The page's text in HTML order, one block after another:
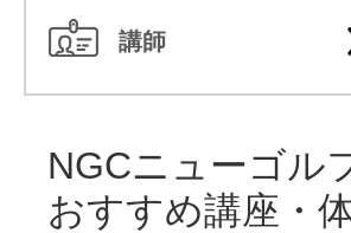
講師
NGCニューゴル
おすすめ講座・